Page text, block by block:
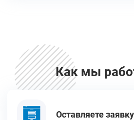
Как мы
Оставляете заявку